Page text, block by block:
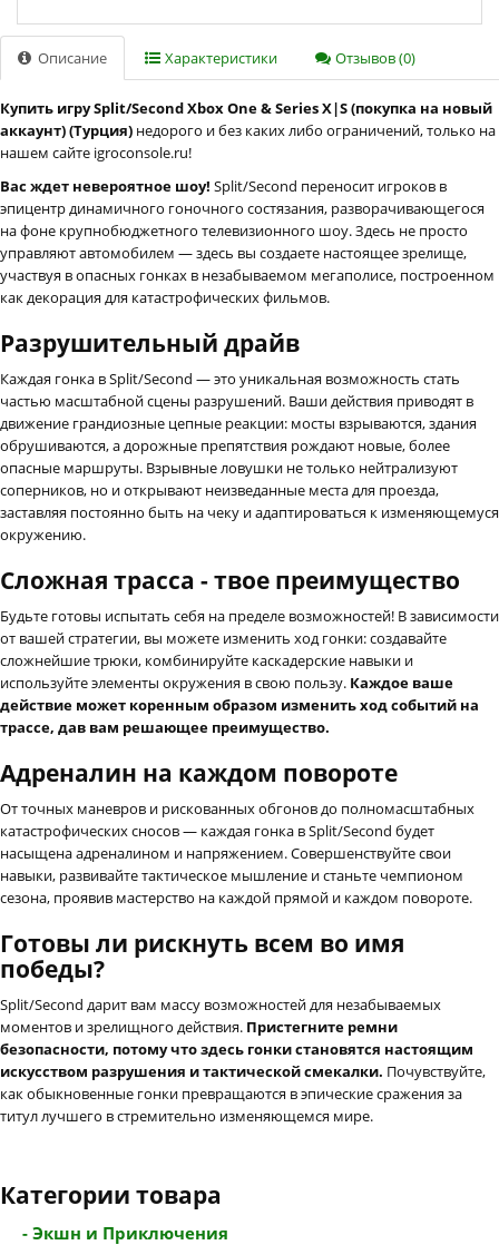
Описание Характеристики Отзывов (0)
Купить игру Split/Second Xbox One & Series X|S (покупка на новый
аккаунт) (Турция) недорого и без каких либо ограничений, только на
нашем сайте igroconsole.ru!
Вас ждет невероятное шоу! Split/Second переносит игроков в
эпицентр динамичного гоночного состязания, разворачивающегося
на фоне крупнобюджетного телевизионного шоу. Здесь не просто
управляют автомобилем — здесь вы создаете настоящее зрелище,
участвуя в опасных гонках в незабываемом мегаполисе, построенном
как декорация для катастрофических фильмов.
Разрушительный драйв
Каждая гонка в Split/Second — это уникальная возможность стать
частью масштабной сцены разрушений. Ваши действия приводят в
движение грандиозные цепные реакции: мосты взрываются, здания
обрушиваются, а дорожные препятствия рождают новые, более
опасные маршруты. Взрывные ловушки не только нейтрализуют
соперников, но и открывают неизведанные места для проезда,
заставляя постоянно быть на чеку и адаптироваться к изменяющемуся
окружению.
Сложная трасса - твое преимущество
Будьте готовы испытать себя на пределе возможностей! В зависимости
от вашей стратегии, вы можете изменить ход гонки: создавайте
сложнейшие трюки, комбинируйте каскадерские навыки и
используйте элементы окружения в свою пользу. Каждое ваше
действие может коренным образом изменить ход событий на
трассе, дав вам решающее преимущество.
Адреналин на каждом повороте
От точных маневров и рискованных обгонов до полномасштабных
катастрофических сносов — каждая гонка в Split/Second будет
насыщена адреналином и напряжением. Совершенствуйте свои
навыки, развивайте тактическое мышление и станьте чемпионом
сезона, проявив мастерство на каждой прямой и каждом повороте.
Готовы ли рискнуть всем во имя
победы?
Split/Second дарит вам массу возможностей для незабываемых
моментов и зрелищного действия. Пристегните ремни
безопасности, потому что здесь гонки становятся настоящим
искусством разрушения и тактической смекалки. Почувствуйте,
как обыкновенные гонки превращаются в эпические сражения за
титул лучшего в стремительно изменяющемся мире.
Категории товара
- Экшн и Приключения